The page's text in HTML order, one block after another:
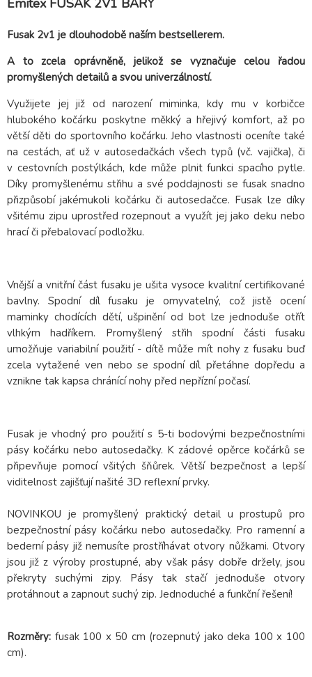
Emitex FUSAK 2V1 BARY
Fusak 2v1 je dlouhodobě naším bestsellerem.
A to zcela oprávněně, jelikož se vyznačuje celou řadou
promyšlených detailů a svou univerzálností.
Využijete jej již od narození miminka, kdy mu v korbičce
hlubokého kočárku poskytne měkký a hřejivý komfort, až po
větší děti do sportovního kočárku. Jeho vlastnosti oceníte také
na cestách, ať už v autosedačkách všech typů (vč. vajička), či
v cestovních postýlkách, kde může plnit funkci spacího pytle.
Díky promyšlenému střihu a své poddajnosti se fusak snadno
přizpůsobí jakémukoli kočárku či autosedačce. Fusak lze díky
všitému zipu uprostřed rozepnout a využít jej jako deku nebo
hrací či přebalovací podložku.
Vnější a vnitřní část fusaku je ušita vysoce kvalitní certifikované
bavlny. Spodní díl fusaku je omyvatelný, což jistě ocení
maminky chodících dětí, ušpinění od bot lze jednoduše otřít
vlhkým hadříkem. Promyšlený střih spodní části fusaku
umožňuje variabilní použití - dítě může mít nohy z fusaku buď
zcela vytažené ven nebo se spodní díl přetáhne dopředu a
vznikne tak kapsa chránící nohy před nepřízní počasí.
Fusak je vhodný pro použití s 5-ti bodovými bezpečnostními
pásy kočárku nebo autosedačky. K zádové opěrce kočárků se
připevňuje pomocí všitých šňůrek. Větší bezpečnost a lepší
viditelnost zajišťují našité 3D reflexní prvky.
NOVINKOU je promyšlený praktický detail u prostupů pro
bezpečnostní pásy kočárku nebo autosedačky. Pro ramenní a
bederní pásy již nemusíte prostříhávat otvory nůžkami. Otvory
jsou již z výroby prostupné, aby však pásy dobře držely, jsou
překryty suchými zipy. Pásy tak stačí jednoduše otvory
protáhnout a zapnout suchý zip. Jednoduché a funkční řešení!
Rozměry: fusak 100 x 50 cm (rozepnutý jako deka 100 x 100
cm).